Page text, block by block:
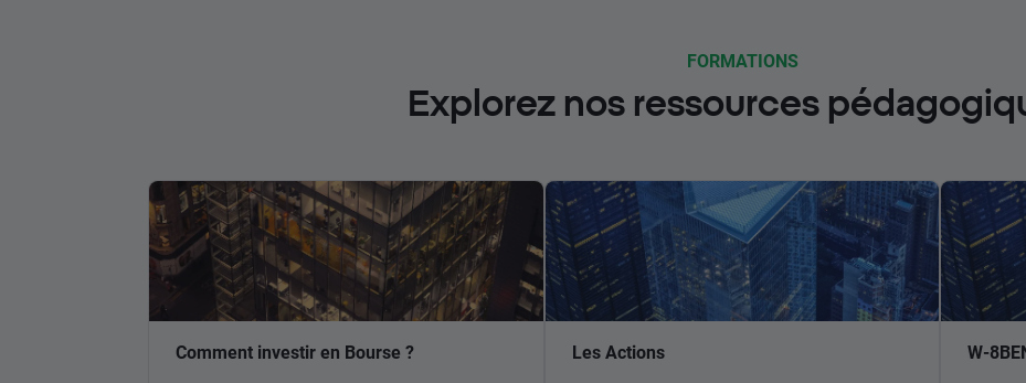
FORMATIONS
Explorez nos ressources
Comment investir en Bourse ? Les Actions W-